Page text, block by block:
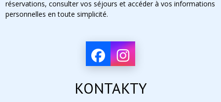
réservations, consulter vos séjours et accéder à vos informations
personnelles en toute simplicité.
KONTAKTY